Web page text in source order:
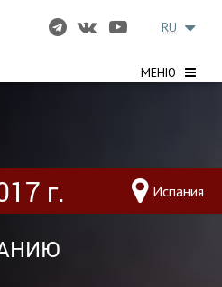
МЕНЮ
RU
г. Испания